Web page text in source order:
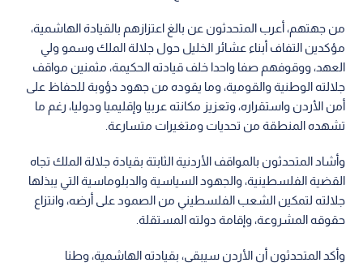
من جهتهم، أعرب المتحدثون عن بالغ اعتزازهم بالقيادة الهاشمية،
مؤكدين التفاف أبناء عشائر الخليل حول جلالة الملك وسمو ولي
العهد، ووقوفهم صفا واحدا خلف قيادته الحكيمة، مثمنين مواقف
جلالته الوطنية والقومية، وما يقوده من جهود دؤوبة للحفاظ على
أمن الأردن واستقراره، وتعزيز مكانته عربيا وإقليميا ودوليا، رغم ما
تشهده المنطقة من تحديات ومتغيرات متسارعة.
وأشاد المتحدثون بالمواقف الأردنية الثابتة بقيادة جلالة الملك تجاه
القضية الفلسطينية، والجهود السياسية والدبلوماسية التي يبذلها
جلالته لتمكين الشعب الفلسطيني من الصمود على أرضه، وانتزاع
حقوقه المشروعة، وإقامة دولته المستقلة.
وأكد المتحدثون أن الأردن سيبقى، بقيادته الهاشمية، وطنا